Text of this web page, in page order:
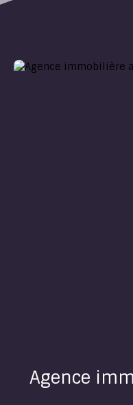
Agence